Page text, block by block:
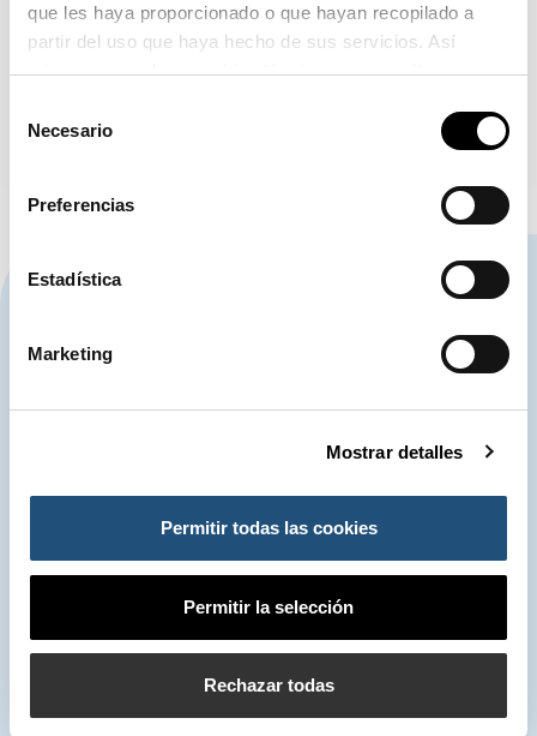
que les haya proporcionado o que hayan recopilado a
partir del uso que haya hecho de sus servicios. Así
mismo se emplean cookies técnicas que resultan
página y que son de obligada aceptación.
Necesario
Preferencias
Estadística
Marketing
Mostrar detalles
Permitir todas las cookies
Permitir la selección
Rechazar todas
Valenciaport se sitúa en 2022
a la cabeza de los puertos de
El embajador de Honduras
visita el Puerto de València
Servicio de Atención (SAC) 963 939 555
cumplimiento de una misión realizada en interés público. Las grabaciones serán